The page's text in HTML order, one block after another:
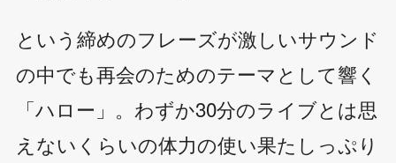
という締めのフレーズが激しいサウンド
の中でも再会のためのテーマとして響く
「ハロー」。わずか30分のライブとは思
えないくらいの体力の使い果たしっぷり